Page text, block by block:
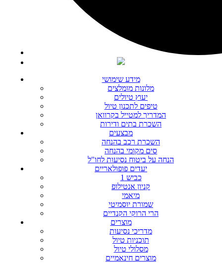
מידע שימושי
מלונות מומלצים
יעוץ טיולים
טיפים לתכנון טיול
המדריך למטייל בקרוואן
השכרת בתים ודירות
מבצעים
השכרת רכב בהנחה
סים מקומי בהנחה
הנחה על ביטוח נסיעות לחו"ל
יעדים פופולאריים
כביש 1
קניון אנטילופ
מיאמי
שמורת יוסמיטי
הרי הרוקי הקנדיים
מוצרים
מדריכי נסיעות
תוכניות טיול
מסלולי טיול
מוצרים חינאמיים